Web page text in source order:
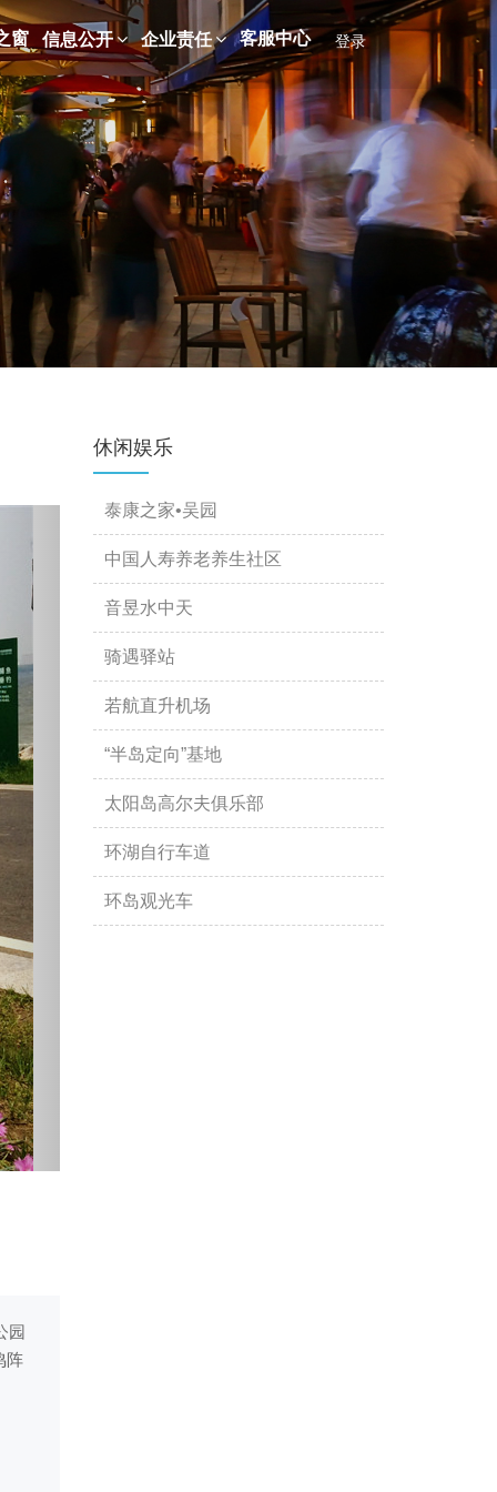
登录
窗 信息公开 企业责任 客服中心
园
阵
休闲娱乐
泰康之家•吴园
中国人寿养老养生社区
音昱水中天
骑遇驿站
若航直升机场
“半岛定向”基地
太阳岛高尔夫俱乐部
环湖自行车道
环岛观光车